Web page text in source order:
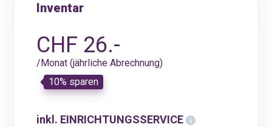
Inventar
CHF 26.-
/Monat (jährliche Abrechnung)
10% sparen
inkl. EINRICHTUNGSSERVICE